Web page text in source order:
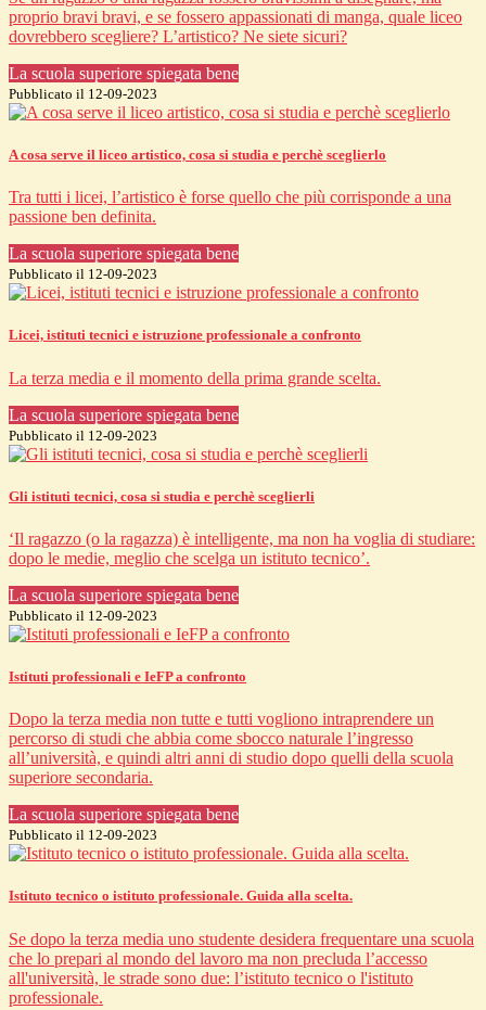
proprio bravi bravi, e se fossero appassionati di manga, quale liceo
dovrebbero scegliere? L’artistico? Ne siete sicuri?
La scuola superiore spiegata bene
Pubblicato il 12-09-2023
A cosa serve il liceo artistico, cosa si studia e perchè sceglierlo
Tra tutti i licei, l’artistico è forse quello che più corrisponde a una
passione ben definita.
La scuola superiore spiegata bene
Pubblicato il 12-09-2023
Licei, istituti tecnici e istruzione professionale a confronto
La terza media e il momento della prima grande scelta.
La scuola superiore spiegata bene
Pubblicato il 12-09-2023
Gli istituti tecnici, cosa si studia e perchè sceglierli
‘Il ragazzo (o la ragazza) è intelligente, ma non ha voglia di studiare:
dopo le medie, meglio che scelga un istituto tecnico’.
La scuola superiore spiegata bene
Pubblicato il 12-09-2023
Istituti professionali e IeFP a confronto
Dopo la terza media non tutte e tutti vogliono intraprendere un
percorso di studi che abbia come sbocco naturale l’ingresso
all’università, e quindi altri anni di studio dopo quelli della scuola
superiore secondaria.
La scuola superiore spiegata bene
Pubblicato il 12-09-2023
Istituto tecnico o istituto professionale. Guida alla scelta.
Se dopo la terza media uno studente desidera frequentare una scuola
che lo prepari al mondo del lavoro ma non precluda l’accesso
all'università, le strade sono due: l’istituto tecnico o l'istituto
professionale.